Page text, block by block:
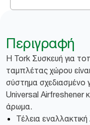
Περιγραφή
Η Tork Συσκευή για
ταμπλέτας χώρου
σύστημα σχεδιασμένο
Universal Airfreshener
άρωμα.
Τέλεια